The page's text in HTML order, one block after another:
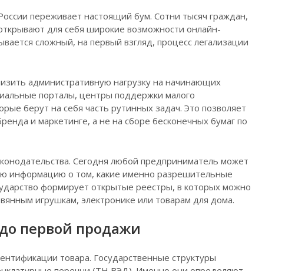
переживает настоящий бум. Сотни тысяч граждан,
для себя широкие возможности онлайн-
сложный, на первый взгляд, процесс легализации
административную нагрузку на начинающих
порталы, центры поддержки малого
берут на себя часть рутинных задач. Это позволяет
и маркетинге, а не на сборе бесконечных бумаг по
Сегодня любой предприниматель может
информацию о том, какие именно разрешительные
формирует открытые реестры, в которых можно
игрушкам, электронике или товарам для дома.
первой продажи
товара. Государственные структуры